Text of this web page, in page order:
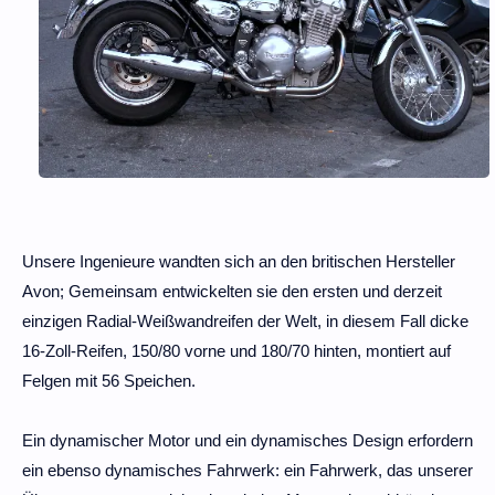
Unsere Ingenieure wandten sich an den britischen Hersteller
Avon; Gemeinsam entwickelten sie den ersten und derzeit
einzigen Radial-Weißwandreifen der Welt, in diesem Fall dicke
16-Zoll-Reifen, 150/80 vorne und 180/70 hinten, montiert auf
Felgen mit 56 Speichen.
Ein dynamischer Motor und ein dynamisches Design erfordern
ein ebenso dynamisches Fahrwerk: ein Fahrwerk, das unserer